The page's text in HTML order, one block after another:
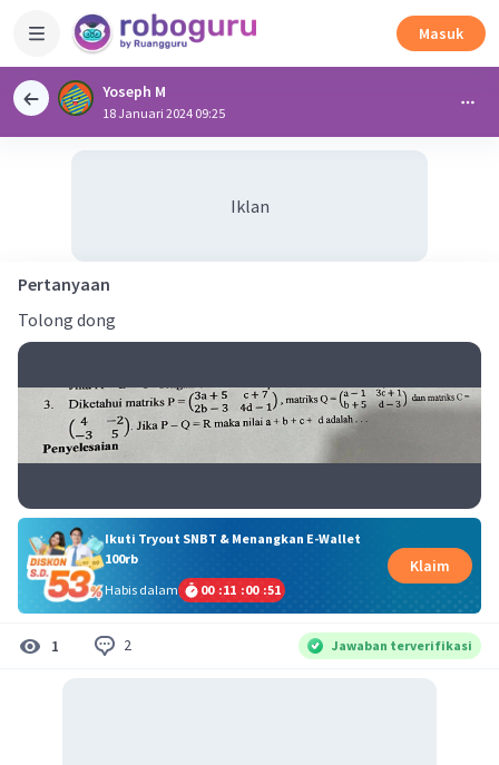
Masuk
Yoseph M
18 Januari 2024 09:25
Iklan
Pertanyaan
Tolong dong
Ikuti Tryout SNBT & Menangkan E-Wallet
100rb
Habis dalam
00 :11 :00 :51
Klaim
1 2 Jawaban terverifikasi